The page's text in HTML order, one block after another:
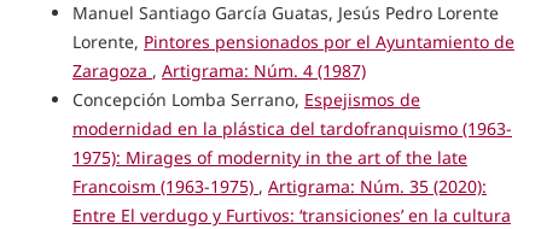
Manuel Santiago García Guatas, Jesús Pedro Lorente
Lorente, Pintores pensionados por el Ayuntamiento de
Zaragoza , Artigrama: Núm. 4 (1987)
Concepción Lomba Serrano, Espejismos de
modernidad en la plástica del tardofranquismo (1963-
1975): Mirages of modernity in the art of the late
Francoism (1963-1975) , Artigrama: Núm. 35 (2020):
Entre El verdugo y Furtivos: ‘transiciones’ en la cultura